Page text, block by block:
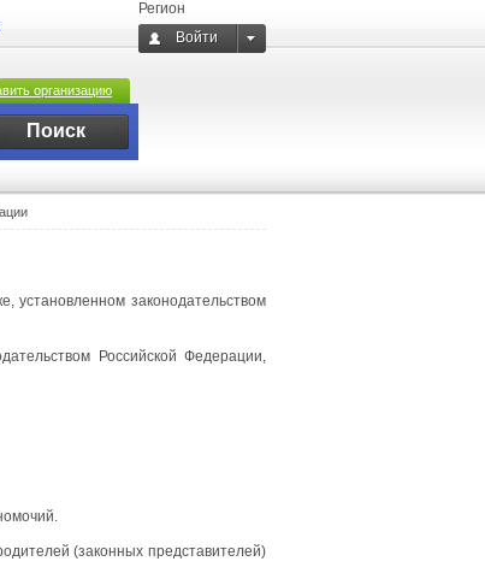
Регион
Войти
организацию
Поиск
установленном законодательством
Российской Федерации,
(законных представителей)